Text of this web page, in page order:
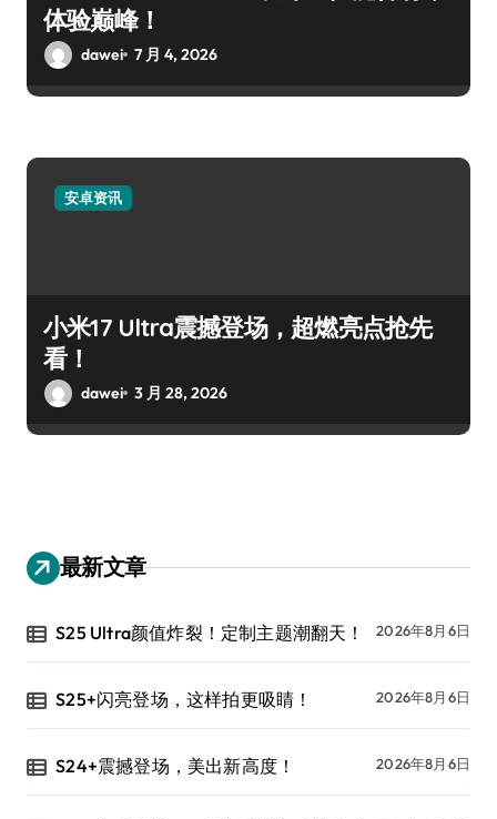
体验巅峰！
dawei 7 月 4, 2026
安卓资讯
小米17 Ultra震撼登场，超燃亮点抢先
看！
dawei 3 月 28, 2026
最新文章
S25 Ultra颜值炸裂！定制主题潮翻天！ 2026年8月6日
S25+闪亮登场，这样拍更吸睛！ 2026年8月6日
S24+震撼登场，美出新高度！ 2026年8月6日